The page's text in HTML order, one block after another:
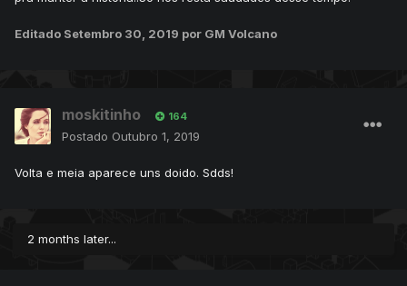
Editado Setembro 30, 2019 por GM Volcano
moskitinho 164
Postado Outubro 1, 2019
Volta e meia aparece uns doido. Sdds!
2 months later...